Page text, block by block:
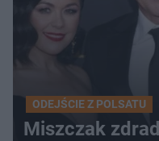
ODEJŚCIE Z POLSATU
Miszczak